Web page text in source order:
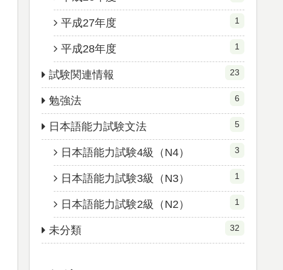
平成27年度 1
平成28年度 1
試験関連情報 23
勉強法 6
日本語能力試験文法 5
日本語能力試験4級（N4） 3
日本語能力試験3級（N3） 1
日本語能力試験2級（N2） 1
未分類 32